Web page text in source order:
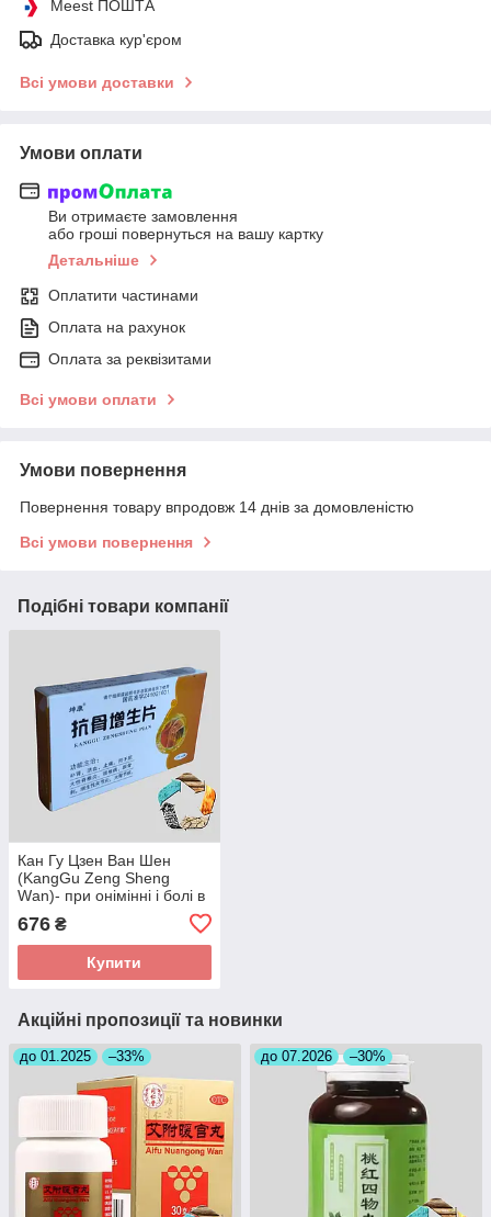
Meest ПОШТА
Доставка кур'єром
Всі умови доставки
Умови оплати
Ви отримаєте замовлення
або гроші повернуться на вашу картку
Детальніше
Оплатити частинами
Оплата на рахунок
Оплата за реквізитами
Всі умови оплати
Умови повернення
Повернення товару впродовж 14 днів за домовленістю
Всі умови повернення
Подібні товари компанії
Кан Гу Цзен Ван Шен
(KangGu Zeng Sheng
Wаn)- при онімінні і болі в
радикуліті, протрузії
676 ₴
Купити
Акційні пропозиції та новинки
до 01.2025 –33% до 07.2026 –30%